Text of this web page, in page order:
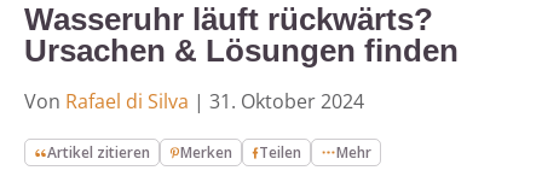
Wasseruhr läuft rückwärts?
Ursachen & Lösungen finden
Von Rafael di Silva | 31. Oktober 2024
Artikel zitieren Merken Teilen Mehr